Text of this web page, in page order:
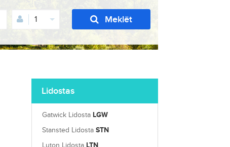
1 Meklēt
Lidostas
Gatwick Lidosta LGW
Stansted Lidosta STN
Luton Lidosta LTN